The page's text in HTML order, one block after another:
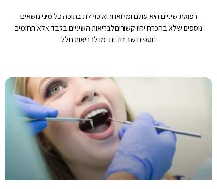
רפואת שיניים היא עולם ומלואו והיא כוללת בתוכה כל מיני נושאים
נוספים שלא בהכרח יהיו קשוריםלבריאות השיניים בלבד אלא תחומים
נוספים שביחד יתרמו לבריאות חלל